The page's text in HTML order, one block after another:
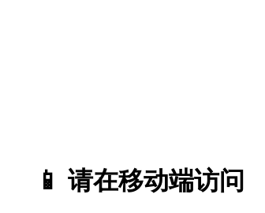
📱 请在移动端访问